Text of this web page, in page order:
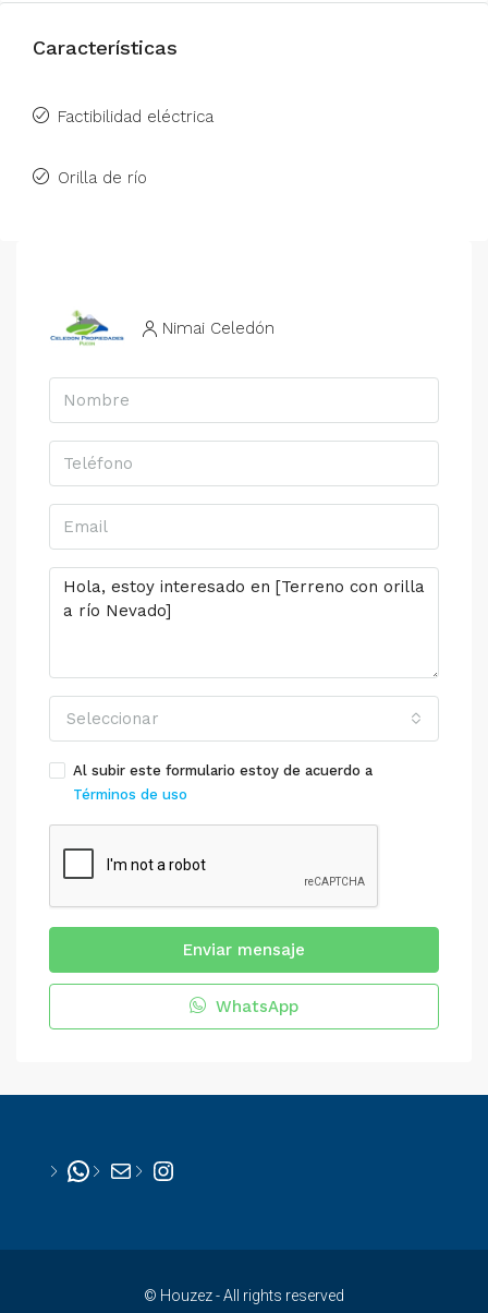
Características
Factibilidad eléctrica
Orilla de río
Nimai Celedón
Seleccionar
Al subir este formulario estoy de acuerdo a
Términos de uso
Enviar mensaje
WhatsApp
WhatsApp
Mail Instagram
© Houzez - All rights reserved